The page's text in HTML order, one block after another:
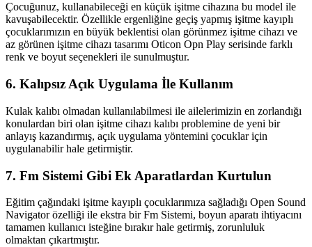
Çocuğunuz, kullanabileceği en küçük işitme cihazına bu model ile
kavuşabilecektir. Özellikle ergenliğine geçiş yapmış işitme kayıplı
çocuklarımızın en büyük beklentisi olan görünmez işitme cihazı ve
az görünen işitme cihazı tasarımı Oticon Opn Play serisinde farklı
renk ve boyut seçenekleri ile sunulmuştur.
6. Kalıpsız Açık Uygulama İle Kullanım
Kulak kalıbı olmadan kullanılabilmesi ile ailelerimizin en zorlandığı
konulardan biri olan işitme cihazı kalıbı problemine de yeni bir
anlayış kazandırmış, açık uygulama yöntemini çocuklar için
uygulanabilir hale getirmiştir.
7. Fm Sistemi Gibi Ek Aparatlardan Kurtulun
Eğitim çağındaki işitme kayıplı çocuklarımıza sağladığı Open Sound
Navigator özelliği ile ekstra bir Fm Sistemi, boyun aparatı ihtiyacını
tamamen kullanıcı isteğine bırakır hale getirmiş, zorunluluk
olmaktan çıkartmıştır.